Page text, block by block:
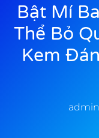
Bật Mí
Thể Bỏ
Kem
admin